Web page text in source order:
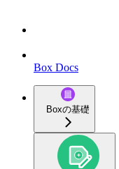
Box Docs
Boxの基礎